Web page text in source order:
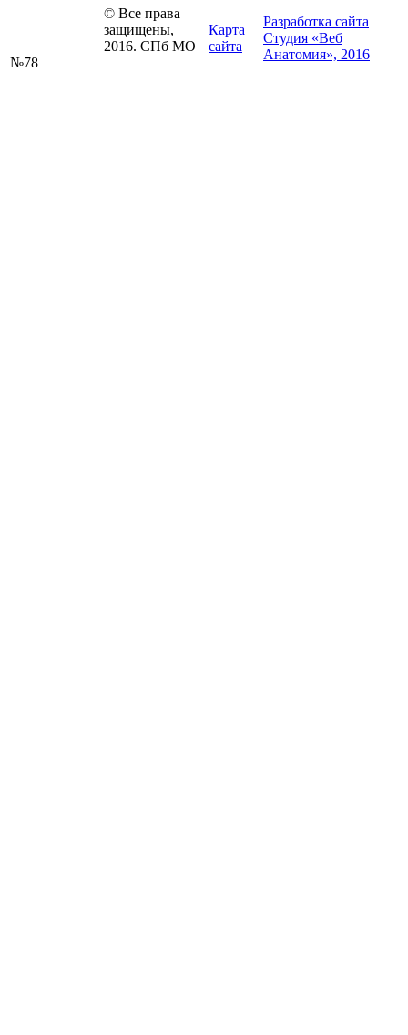
© Все права
защищены,
2016. СПб МО
№78
Карта
сайта
Разработка сайта
Студия «Веб
Анатомия», 2016